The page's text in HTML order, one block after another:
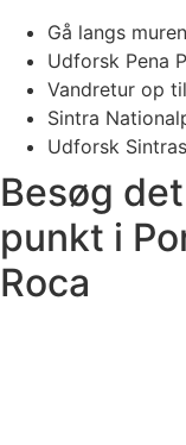
Gå langs
Udforsk Pena
Vandretur op
Sintra
Udforsk
Besøg
punkt i
Roca